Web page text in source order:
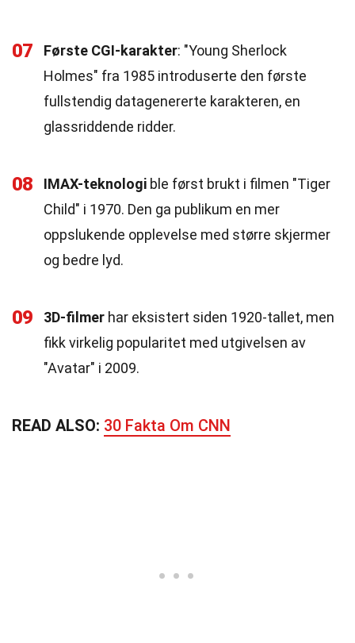
07 Første CGI-karakter: "Young Sherlock
Holmes" fra 1985 introduserte den første
fullstendig datagenererte karakteren, en
glassriddende ridder.
08 IMAX-teknologi ble først brukt i filmen "Tiger
Child" i 1970. Den ga publikum en mer
oppslukende opplevelse med større skjermer
og bedre lyd.
09 3D-filmer har eksistert siden 1920-tallet, men
fikk virkelig popularitet med utgivelsen av
"Avatar" i 2009.
READ ALSO: 30 Fakta Om CNN